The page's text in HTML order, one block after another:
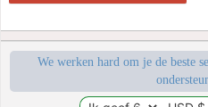
We werken hard om je de beste